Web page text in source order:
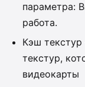
параметра:
работа.
Кэш текстур
текстур,
видеокарты